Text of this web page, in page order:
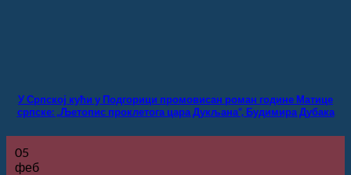
У Српској кући у Подгорици промовисан роман године Матице
српске: „Љетопис проклетога цара Дукљана“, Будимира Дубака
05
феб